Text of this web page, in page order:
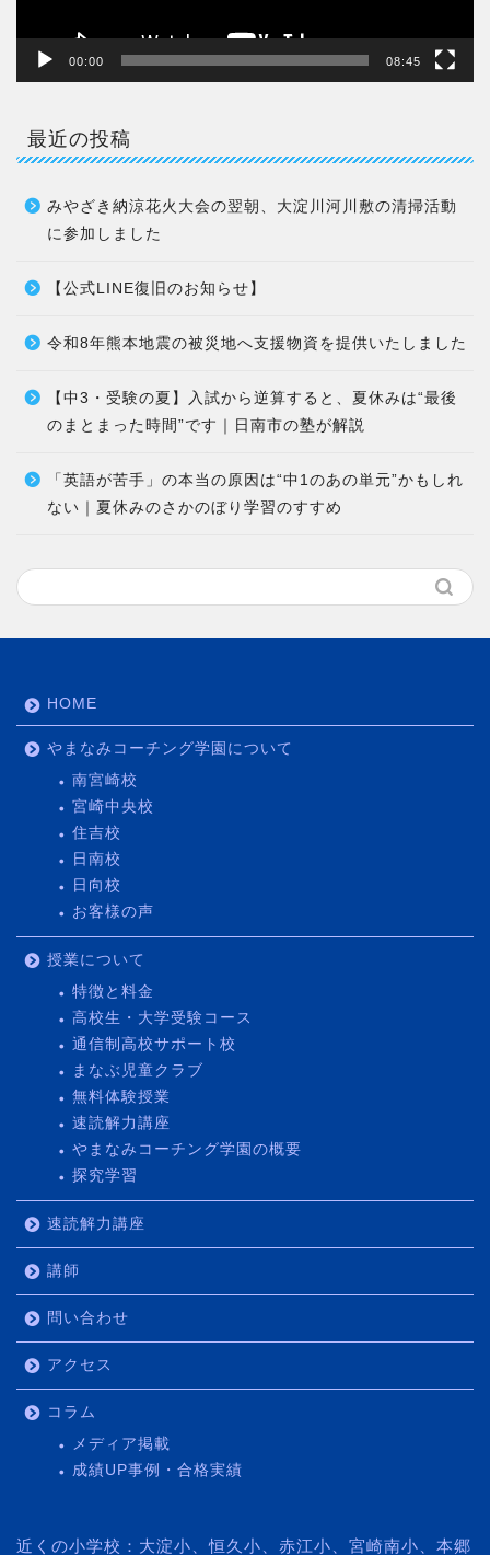
00:00 08:45
最近の投稿
みやざき納涼花火大会の翌朝、大淀川河川敷の清掃活動
に参加しました
【公式LINE復旧のお知らせ】
令和8年熊本地震の被災地へ支援物資を提供いたしました
【中3・受験の夏】入試から逆算すると、夏休みは“最後
のまとまった時間”です｜日南市の塾が解説
「英語が苦手」の本当の原因は“中1のあの単元”かもしれ
ない｜夏休みのさかのぼり学習のすすめ
HOME
やまなみコーチング学園について
南宮崎校
宮崎中央校
住吉校
日南校
日向校
お客様の声
授業について
特徴と料金
高校生・大学受験コース
通信制高校サポート校
まなぶ児童クラブ
無料体験授業
速読解力講座
やまなみコーチング学園の概要
探究学習
速読解力講座
講師
問い合わせ
アクセス
コラム
メディア掲載
成績UP事例・合格実績
近くの小学校：大淀小、恒久小、赤江小、宮崎南小、本郷